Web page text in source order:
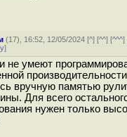
(17), 16:52, 12/05/2024 [^] [^^] [^^^]
]
не умеют
вручную памятью
Для всего
нужен только